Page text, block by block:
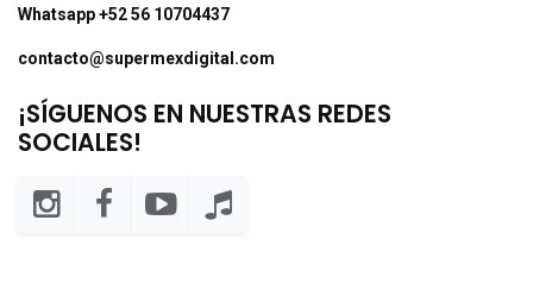
Whatsapp +52 56 10704437
contacto@supermexdigital.com
¡SÍGUENOS EN NUESTRAS REDES
SOCIALES!